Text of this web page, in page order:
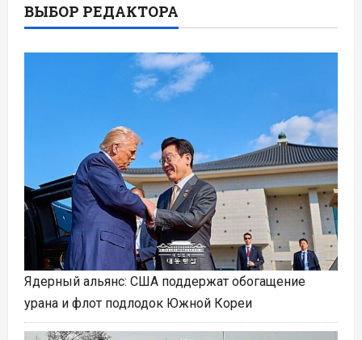
ВЫБОР РЕДАКТОРА
Ядерный альянс: США поддержат обогащение
урана и флот подлодок Южной Кореи